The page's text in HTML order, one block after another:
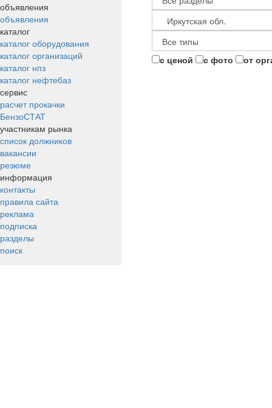
объявления
объявления
каталог
каталог оборудования
каталог организаций
каталог нпз
каталог нефтебаз
сервис
расчет прокачки
БензоСТАТ
участникам рынка
список должников
вакансии
резюме
информация
контакты
правила сайта
реклама
подписка
разделы
поиск
с ценой с фото от